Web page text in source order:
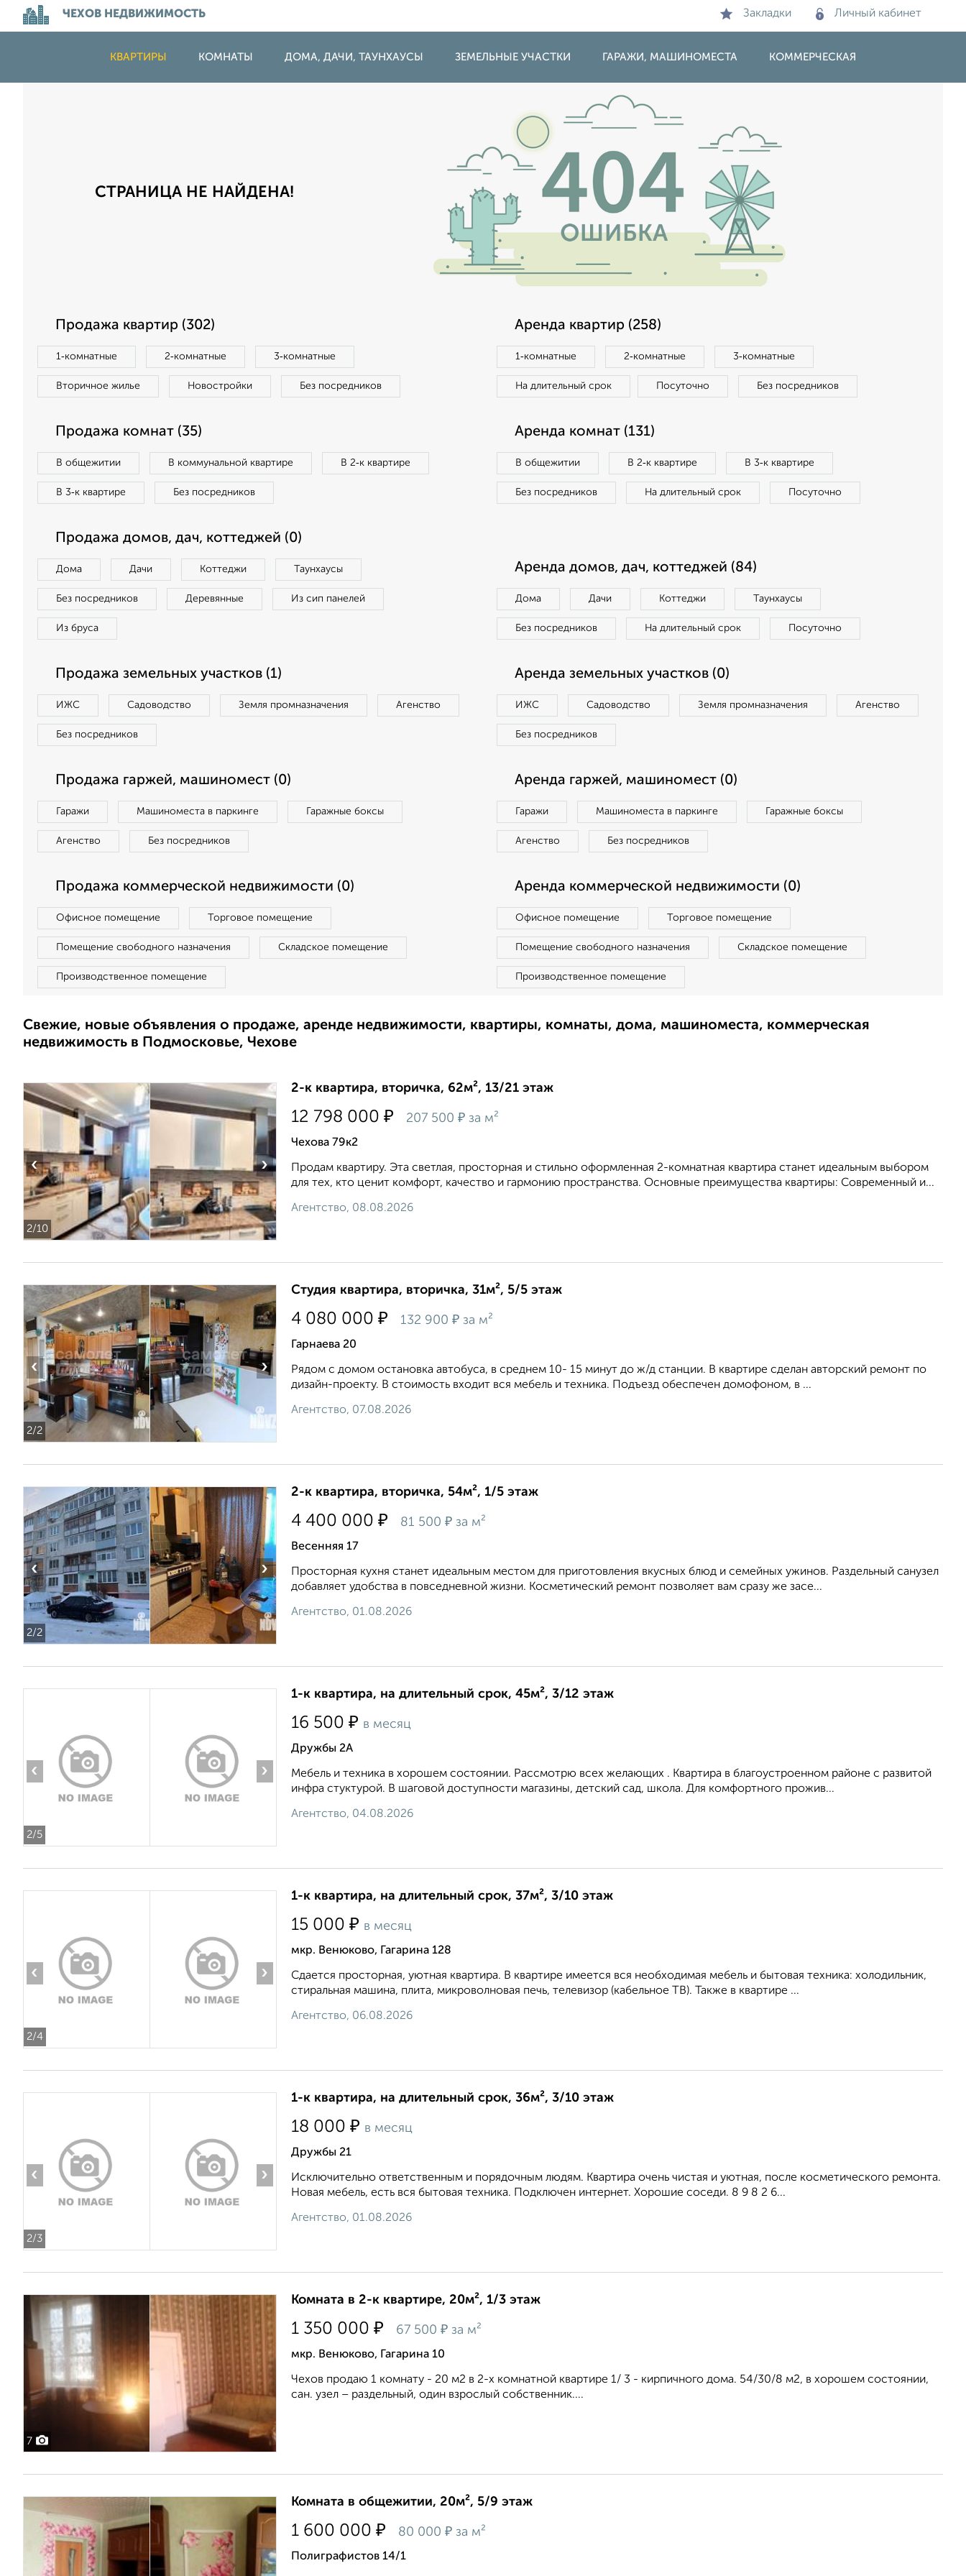
ЧЕХОВ НЕДВИЖИМОСТЬ Закладки Личный кабинет
КВАРТИРЫ КОМНАТЫ ДОМА, ДАЧИ, ТАУНХАУСЫ ЗЕМЕЛЬНЫЕ УЧАСТКИ ГАРАЖИ, МАШИНОМЕСТА КОММЕРЧЕСКАЯ
СТРАНИЦА НЕ НАЙДЕНА!
Продажа квартир (302)
1‑комнатные 2‑комнатные 3‑комнатные
Вторичное жилье Новостройки Без посредников
Аренда квартир (258)
1‑комнатные 2‑комнатные 3‑комнатные
На длительный срок Посуточно Без посредников
Продажа комнат (35)
В общежитии В коммунальной квартире В 2‑к квартире
В 3‑к квартире Без посредников
Аренда комнат (131)
В общежитии В 2‑к квартире В 3‑к квартире
Без посредников На длительный срок Посуточно
Продажа домов, дач, коттеджей (0)
Дома Дачи Коттеджи Таунхаусы
Без посредников Деревянные Из сип панелей
Из бруса
Аренда домов, дач, коттеджей (84)
Дома Дачи Коттеджи Таунхаусы
Без посредников На длительный срок Посуточно
Продажа земельных участков (1)
ИЖС Садоводство Земля промназначения Агенство
Без посредников
Аренда земельных участков (0)
ИЖС Садоводство Земля промназначения Агенство
Без посредников
Продажа гаржей, машиномест (0)
Гаражи Машиноместа в паркинге Гаражные боксы
Агенство Без посредников
Аренда гаржей, машиномест (0)
Гаражи Машиноместа в паркинге Гаражные боксы
Агенство Без посредников
Продажа коммерческой недвижимости (0)
Офисное помещение Торговое помещение
Помещение свободного назначения Складское помещение
Производственное помещение
Аренда коммерческой недвижимости (0)
Офисное помещение Торговое помещение
Помещение свободного назначения Складское помещение
Производственное помещение
Свежие, новые объявления о продаже, аренде недвижимости, квартиры, комнаты, дома, машиноместа, коммерческая
недвижимость в Подмосковье, Чехове
2/10
‹ ›
2-к квартира, вторичка, 62м², 13/21 этаж
12 798 000 ₽ 207 500 ₽ за м²
Чехова 79к2
Продам квартиру. Эта светлая, просторная и стильно оформленная 2-комнатная квартира станет идеальным выбором
для тех, кто ценит комфорт, качество и гармонию пространства. Основные преимущества квартиры: Современный и...
Агентство, 08.08.2026
2/2
‹ ›
Студия квартира, вторичка, 31м², 5/5 этаж
4 080 000 ₽ 132 900 ₽ за м²
Гарнаева 20
Рядом с домом остановка автобуса, в среднем 10- 15 минут до ж/д станции. В квартире сделан авторский ремонт по
дизайн-проекту. В стоимость входит вся мебель и техника. Подъезд обеспечен домофоном, в ...
Агентство, 07.08.2026
2/2
‹ ›
2-к квартира, вторичка, 54м², 1/5 этаж
4 400 000 ₽ 81 500 ₽ за м²
Весенняя 17
Просторная кухня станет идеальным местом для приготовления вкусных блюд и семейных ужинов. Раздельный санузел
добавляет удобства в повседневной жизни. Косметический ремонт позволяет вам сразу же засе...
Агентство, 01.08.2026
2/5
‹ ›
1-к квартира, на длительный срок, 45м², 3/12 этаж
16 500 ₽ в месяц
Дружбы 2А
Мебель и техника в хорошем состоянии. Рассмотрю всех желающих . Квартира в благоустроенном районе с развитой
инфра стуктурой. В шаговой доступности магазины, детский сад, школа. Для комфортного прожив...
Агентство, 04.08.2026
2/4
‹ ›
1-к квартира, на длительный срок, 37м², 3/10 этаж
15 000 ₽ в месяц
мкр. Венюково, Гагарина 128
Сдается просторная, уютная квартира. В квартире имеется вся необходимая мебель и бытовая техника: холодильник,
стиральная машина, плита, микроволновая печь, телевизор (кабельное ТВ). Также в квартире ...
Агентство, 06.08.2026
2/3
‹ ›
1-к квартира, на длительный срок, 36м², 3/10 этаж
18 000 ₽ в месяц
Дружбы 21
Исключительно ответственным и порядочным людям. Квартира очень чистая и уютная, после косметического ремонта.
Новая мебель, есть вся бытовая техника. Подключен интернет. Хорошие соседи. 8 9 8 2 6...
Агентство, 01.08.2026
7
Комната в 2-к квартире, 20м², 1/3 этаж
1 350 000 ₽ 67 500 ₽ за м²
мкр. Венюково, Гагарина 10
Чехов продаю 1 комнату - 20 м2 в 2-х комнатной квартире 1/ 3 - кирпичного дома. 54/30/8 м2, в хорошем состоянии,
сан. узел – раздельный, один взрослый собственник....
Комната в общежитии, 20м², 5/9 этаж
1 600 000 ₽ 80 000 ₽ за м²
Полиграфистов 14/1